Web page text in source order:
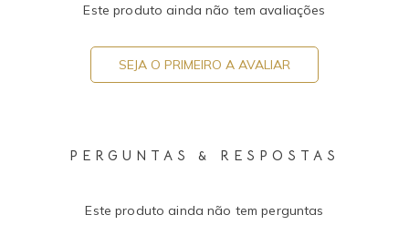
Este produto ainda não tem avaliações
SEJA O PRIMEIRO A AVALIAR
PERGUNTAS & RESPOSTAS
Este produto ainda não tem perguntas